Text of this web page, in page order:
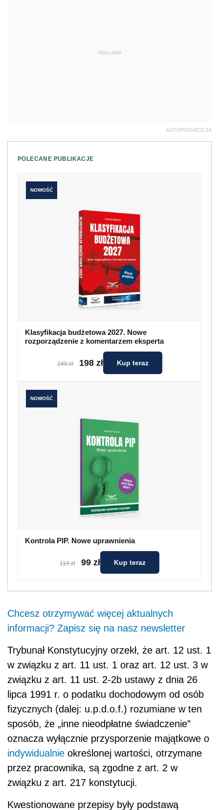
REKLAMA
AUTOPROMOCJA
POLECANE PUBLIKACJE
NOWOŚĆ
Klasyfikacja budżetowa 2027. Nowe
rozporządzenie z komentarzem eksperta
249 zł 198 zł Kup teraz
NOWOŚĆ
Kontrola PIP. Nowe uprawnienia
119 zł 99 zł Kup teraz
Chcesz otrzymywać więcej aktualnych
informacji? Zapisz się na nasz newsletter
Trybunał Konstytucyjny orzekł, że art. 12 ust. 1
w związku z art. 11 ust. 1 oraz art. 12 ust. 3 w
związku z art. 11 ust. 2-2b ustawy z dnia 26
lipca 1991 r. o podatku dochodowym od osób
fizycznych (dalej: u.p.d.o.f.) rozumiane w ten
sposób, że „inne nieodpłatne świadczenie”
oznacza wyłącznie przysporzenie majątkowe o
indywidualnie określonej wartości, otrzymane
przez pracownika, są zgodne z art. 2 w
związku z art. 217 konstytucji.
Kwestionowane przepisy były podstawą